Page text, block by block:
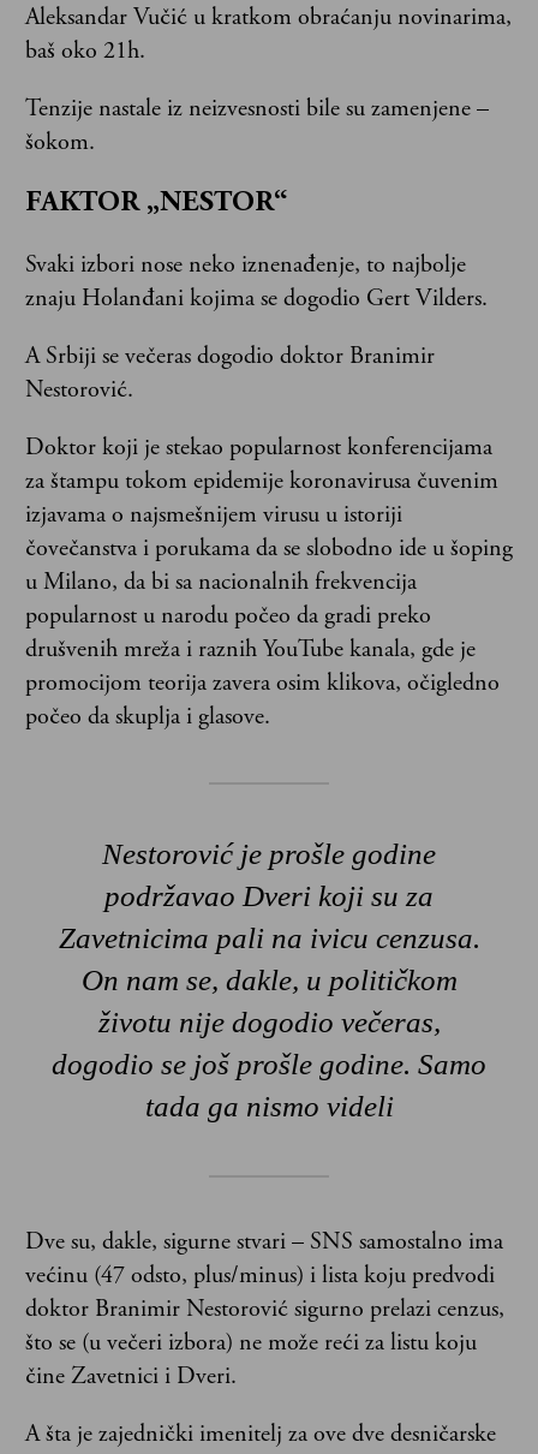
Aleksandar Vučić u kratkom obraćanju novinarima,
baš oko 21h.
Tenzije nastale iz neizvesnosti bile su zamenjene –
šokom.
FAKTOR „NESTOR“
Svaki izbori nose neko iznenađenje, to najbolje
znaju Holanđani kojima se dogodio Gert Vilders.
A Srbiji se večeras dogodio doktor Branimir
Nestorović.
Doktor koji je stekao popularnost konferencijama
za štampu tokom epidemije koronavirusa čuvenim
izjavama o najsmešnijem virusu u istoriji
čovečanstva i porukama da se slobodno ide u šoping
u Milano, da bi sa nacionalnih frekvencija
popularnost u narodu počeo da gradi preko
drušvenih mreža i raznih YouTube kanala, gde je
promocijom teorija zavera osim klikova, očigledno
počeo da skuplja i glasove.
Nestorović je prošle godine
podržavao Dveri koji su za
Zavetnicima pali na ivicu cenzusa.
On nam se, dakle, u političkom
životu nije dogodio večeras,
dogodio se još prošle godine. Samo
tada ga nismo videli
Dve su, dakle, sigurne stvari – SNS samostalno ima
većinu (47 odsto, plus/minus) i lista koju predvodi
doktor Branimir Nestorović sigurno prelazi cenzus,
što se (u večeri izbora) ne može reći za listu koju
čine Zavetnici i Dveri.
A šta je zajednički imenitelj za ove dve desničarske